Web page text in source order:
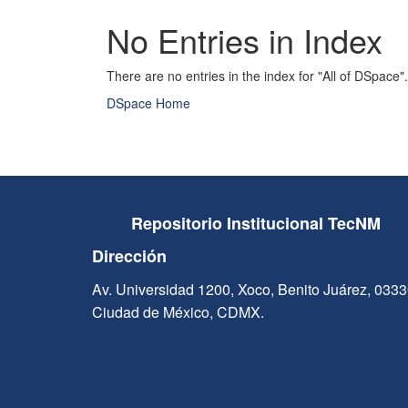
No Entries in Index
There are no entries in the index for "All of DSpace".
DSpace Home
Repositorio Institucional TecNM
Dirección
Av. Universidad 1200, Xoco, Benito Juárez,
Ciudad de México, CDMX.